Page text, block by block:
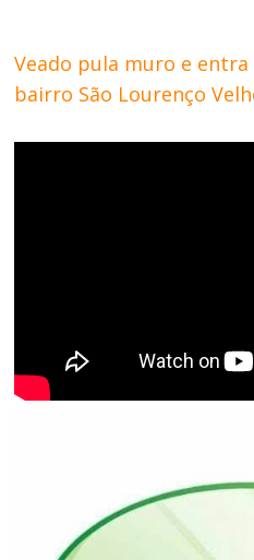
Veado pula muro e
bairro São Lourenço